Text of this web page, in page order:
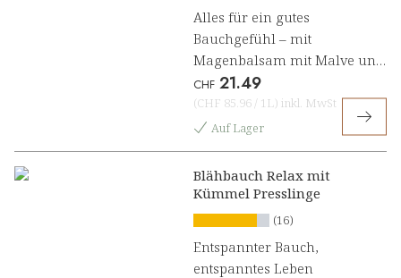
Alles für ein gutes
Bauchgefühl – mit
Magenbalsam mit Malve und
Süßholz Kräuterkonzentrat
CHF 21.49
(CHF 85.96 / 1L) inkl. MwSt
Auf Lager
Blähbauch Relax mit
Kümmel Presslinge
(16)
Entspannter Bauch,
entspanntes Leben